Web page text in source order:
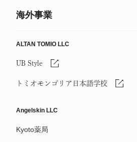
海外事業
ALTAN TOMIO LLC
UB Style
トミオモンゴリア日本語学校
Angelskin LLC
Kyoto薬局